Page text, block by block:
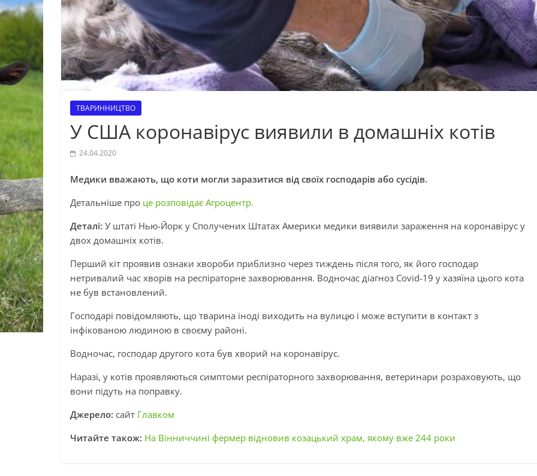
ТВАРИННИЦТВО
У США коронавірус виявили в домашніх котів
24.04.2020
Медики вважають, що коти могли заразитися від своїх господарів або сусідів.
Детальніше про це розповідає Агроцентр.
Деталі: У штаті Нью-Йорк у Сполучених Штатах Америки медики виявили зараження на коронавірус у
двох домашніх котів.
Перший кіт проявив ознаки хвороби приблизно через тиждень після того, як його господар
нетривалий час хворів на респіраторне захворювання. Водночас діагноз Covid-19 у хазяїна цього кота
не був встановлений.
Господарі повідомляють, що тварина іноді виходить на вулицю і може вступити в контакт з
інфікованою людиною в своєму районі.
Водночас, господар другого кота був хворий на коронавірус.
Наразі, у котів проявляються симптоми респіраторного захворювання, ветеринари розраховують, що
вони підуть на поправку.
Джерело: сайт Главком
Читайте також: На Вінниччині фермер відновив козацький храм, якому вже 244 роки